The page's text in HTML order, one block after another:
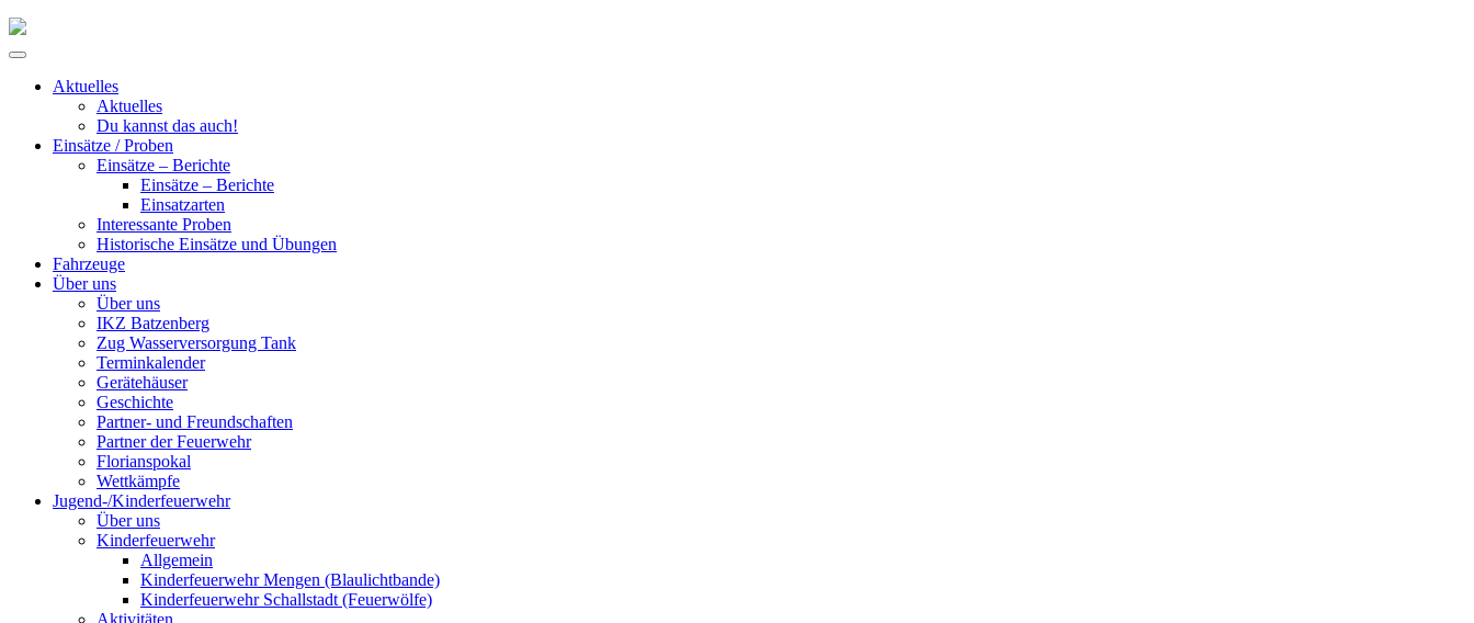
Skip
Primary
Aktuelles
Aktuelles
Du kannst das auch!
Einsätze / Proben
Einsätze – Berichte
Einsätze – Berichte
Einsatzarten
Interessante Proben
Historische Einsätze und Übungen
Fahrzeuge
Über uns
Über uns
IKZ Batzenberg
Zug Wasserversorgung Tank
Terminkalender
Gerätehäuser
Geschichte
Partner- und Freundschaften
Partner der Feuerwehr
Florianspokal
Wettkämpfe
Jugend-/Kinderfeuerwehr
Über uns
Kinderfeuerwehr
Allgemein
Kinderfeuerwehr Mengen (Blaulichtbande)
Kinderfeuerwehr Schallstadt (Feuerwölfe)
Aktivitäten